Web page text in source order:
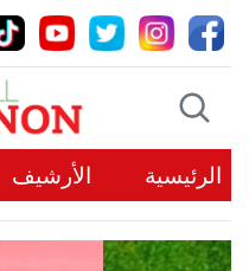
الرئيسية الأرشيف